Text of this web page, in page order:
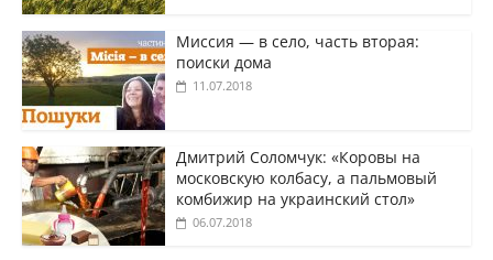
Миссия — в село, часть вторая:
поиски дома
11.07.2018
Дмитрий Соломчук: «Коровы на
московскую колбасу, а пальмовый
комбижир на украинский стол»
06.07.2018